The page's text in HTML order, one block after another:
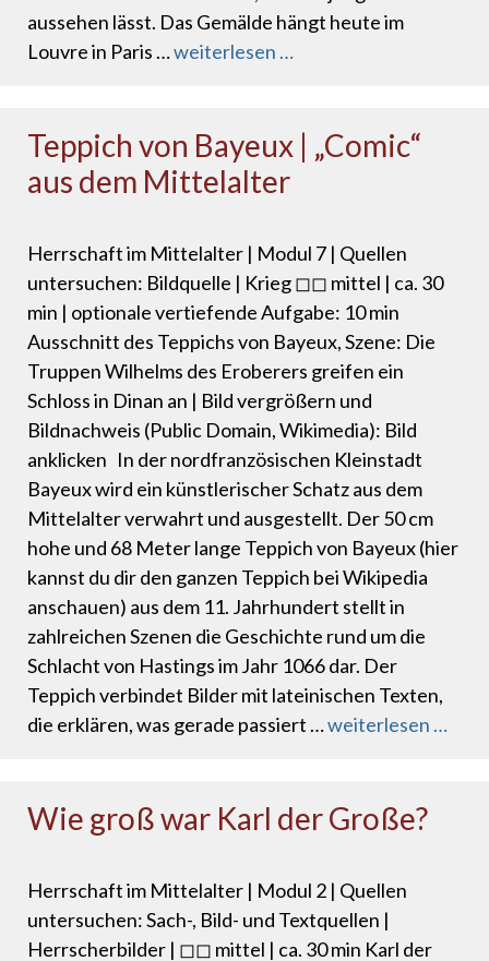
aussehen lässt. Das Gemälde hängt heute im
Louvre in Paris …weiterlesen …
Teppich von Bayeux | „Comic“
aus dem Mittelalter
Herrschaft im Mittelalter | Modul 7 | Quellen
untersuchen: Bildquelle | Krieg ◻◻ mittel | ca. 30
min | optionale vertiefende Aufgabe: 10 min
Ausschnitt des Teppichs von Bayeux, Szene: Die
Truppen Wilhelms des Eroberers greifen ein
Schloss in Dinan an | Bild vergrößern und
Bildnachweis (Public Domain, Wikimedia): Bild
anklicken In der nordfranzösischen Kleinstadt
Bayeux wird ein künstlerischer Schatz aus dem
Mittelalter verwahrt und ausgestellt. Der 50 cm
hohe und 68 Meter lange Teppich von Bayeux (hier
kannst du dir den ganzen Teppich bei Wikipedia
anschauen) aus dem 11. Jahrhundert stellt in
zahlreichen Szenen die Geschichte rund um die
Schlacht von Hastings im Jahr 1066 dar. Der
Teppich verbindet Bilder mit lateinischen Texten,
die erklären, was gerade passiert …weiterlesen …
Wie groß war Karl der Große?
Herrschaft im Mittelalter | Modul 2 | Quellen
untersuchen: Sach-, Bild- und Textquellen |
Herrscherbilder | ◻◻ mittel | ca. 30 min Karl der